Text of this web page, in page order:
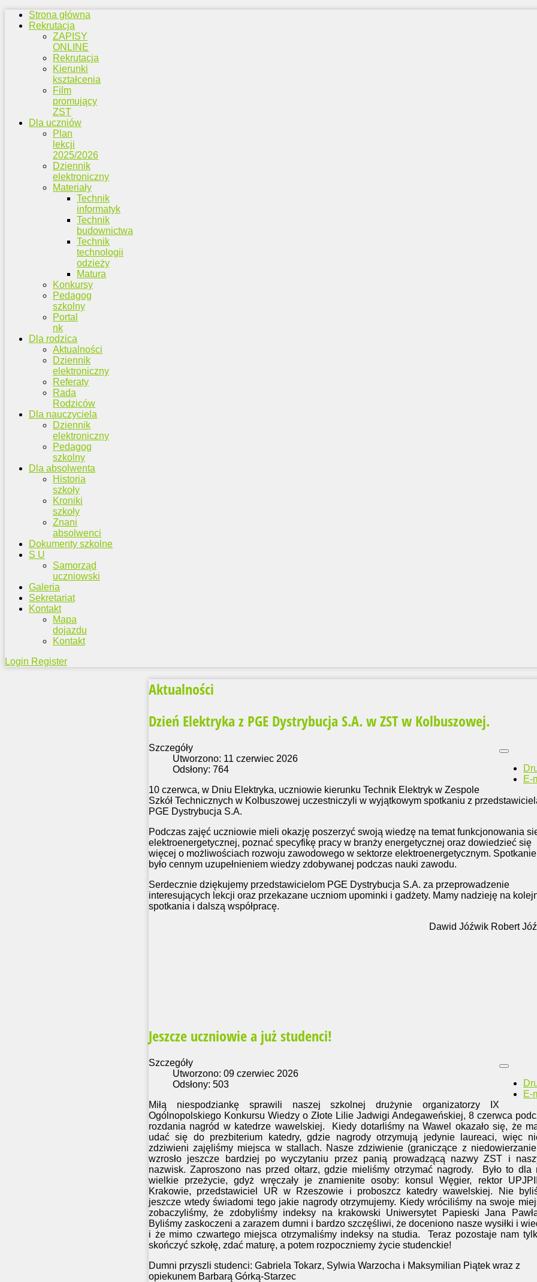
Strona główna
Rekrutacja
ZAPISY
ONLINE
Rekrutacja
Kierunki
kształcenia
Film
promujący
ZST
Dla uczniów
Plan
lekcji
2025/2026
Dziennik
elektroniczny
Materiały
Technik
informatyk
Technik
budownictwa
Technik
technologii
odzieży
Matura
Konkursy
Pedagog
szkolny
Portal
nk
Dla rodzica
Aktualności
Dziennik
elektroniczny
Referaty
Rada
Rodziców
Dla nauczyciela
Dziennik
elektroniczny
Pedagog
szkolny
Dla absolwenta
Historia
szkoły
Kroniki
szkoły
Znani
absolwenci
Dokumenty szkolne
S U
Samorząd
uczniowski
Galeria
Sekretariat
Kontakt
Mapa
dojazdu
Kontakt
Login Register
Aktualności
Dzień Elektryka z PGE Dystrybucja S.A. w ZST w Kolbuszowej.
E-
Szczegóły
Utworzono: 11 czerwiec 2026
Odsłony: 764
10 czerwca, w Dniu Elektryka, uczniowie kierunku Technik Elektryk w Zespole
Szkół Technicznych w Kolbuszowej uczestniczyli w wyjątkowym spotkaniu z
PGE Dystrybucja S.A.
Podczas zajęć uczniowie mieli okazję poszerzyć swoją wiedzę na temat funkcjonowania
elektroenergetycznej, poznać specyfikę pracy w branży energetycznej oraz dowiedzieć się
więcej o możliwościach rozwoju zawodowego w sektorze elektroenergetycznym. Spotkanie
było cennym uzupełnieniem wiedzy zdobywanej podczas nauki zawodu.
Serdecznie dziękujemy przedstawicielom PGE Dystrybucja S.A. za przeprowadzenie
interesujących lekcji oraz przekazane uczniom upominki i gadżety. Mamy nadzieję na
spotkania i dalszą współpracę.
Dawid Jóźwik Robert
Jeszcze uczniowie a już studenci!
E-
Szczegóły
Utworzono: 09 czerwiec 2026
Odsłony: 503
Miłą niespodziankę sprawili naszej szkolnej drużynie organizatorzy IX
Ogólnopolskiego Konkursu Wiedzy o Złote Lilie Jadwigi Andegaweńskiej, 8 czerwca
rozdania nagród w katedrze wawelskiej.
Kiedy dotarliśmy na Wawel okazało się, że
udać się do prezbiterium katedry, gdzie nagrody otrzymują jedynie laureaci, więc
zdziwieni zajęliśmy miejsca w stallach. Nasze zdziwienie (graniczące z
wzrosło jeszcze bardziej po wyczytaniu przez panią prowadzącą nazwy ZST i
nazwisk. Zaproszono nas przed ołtarz, gdzie mieliśmy otrzymać nagrody.
Było to dla
wielkie przeżycie, gdyż wręczały je znamienite osoby: konsul Węgier, rektor
Krakowie, przedstawiciel UR w Rzeszowie i proboszcz katedry wawelskiej. Nie
jeszcze wtedy świadomi tego jakie nagrody otrzymujemy. Kiedy wróciliśmy na swoje
zobaczyliśmy, że zdobyliśmy indeksy na krakowski Uniwersytet Papieski Jana
Byliśmy zaskoczeni a zarazem dumni i bardzo szczęśliwi, że doceniono nasze wysiłki i
i że mimo czwartego miejsca otrzymaliśmy indeksy na studia.
Teraz pozostaje nam
skończyć szkołę, zdać maturę, a potem rozpoczniemy życie studenckie!
Dumni przyszli studenci: Gabriela Tokarz, Sylwia Warzocha i Maksymilian Piątek wraz z
opiekunem Barbarą Górką-Starzec